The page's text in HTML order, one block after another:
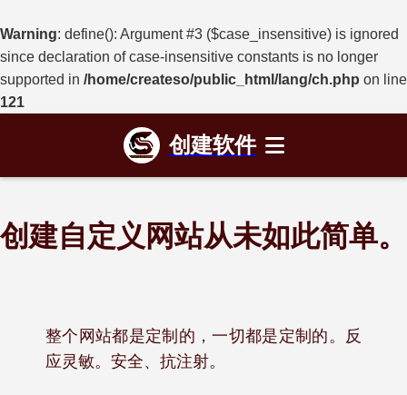
Warning: define(): Argument #3 ($case_insensitive) is ignored
since declaration of case-insensitive constants is no longer
supported in /home/createso/public_html/lang/ch.php on line
121
创建软件
创建自定义网站从未如此简单。
整个网站都是定制的，一切都是定制的。反
应灵敏。安全、抗注射。